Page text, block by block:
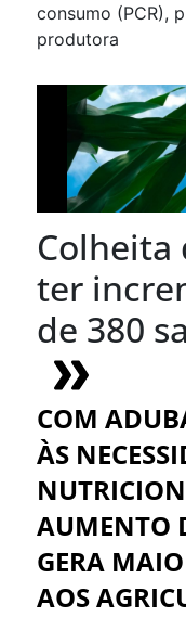
consumo (PCR),
produtora
Colheita
ter
de 380
COM
ÀS
AUMENTO
GERA
AOS